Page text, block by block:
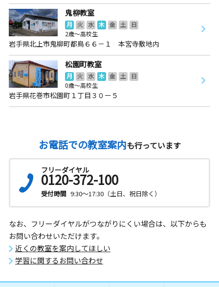
鬼柳教室
月 火 水 木 金 土
日
2歳～高校生
岩手県北上市鬼柳町都鳥６６－１ 本宮寺敷地内
松園町教室
月 火 水 木 金 土
日
0歳～高校生
岩手県花巻市松園町１丁目３０ー５
お電話での教室案内も行っています
フリーダイヤル
0120-372-100
受付時間 9:30～17:30（土日、祝日除く）
なお、フリーダイヤルがつながりにくい場合は、以下からも
お問い合わせいただけます。
近くの教室を案内してほしい
学習に関するお問い合わせ